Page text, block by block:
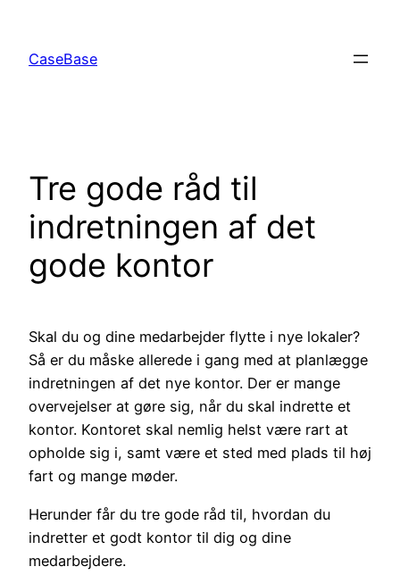
indhold
CaseBase
Tre gode råd til
indretningen af det
gode kontor
Skal du og dine medarbejder flytte i nye lokaler?
Så er du måske allerede i gang med at planlægge
indretningen af det nye kontor. Der er mange
overvejelser at gøre sig, når du skal indrette et
kontor. Kontoret skal nemlig helst være rart at
opholde sig i, samt være et sted med plads til høj
fart og mange møder.
Herunder får du tre gode råd til, hvordan du
indretter et godt kontor til dig og dine
medarbejdere.